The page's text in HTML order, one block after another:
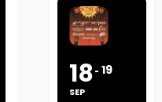
18
SEP
19